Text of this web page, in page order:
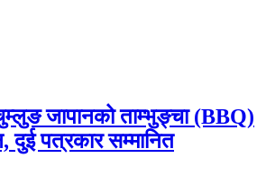
जापानको ताम्भुङ्चा (BBQ)
दुई पत्रकार सम्मानित